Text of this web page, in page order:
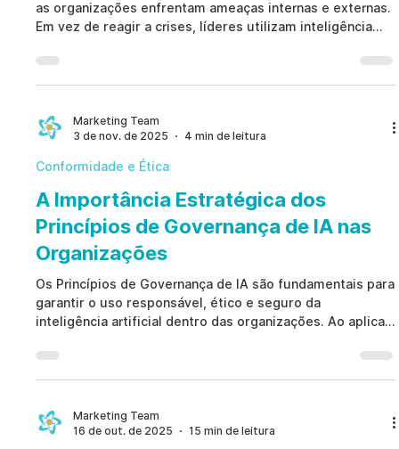
as organizações enfrentam ameaças internas e externas.
Em vez de reagir a crises, líderes utilizam inteligência
antecipadamente, fortalecendo a conformidade, a cultura
e a resiliência. Descubra como essa estratégia proativa
Marketing Team
3 de nov. de 2025
4 min de leitura
Conformidade e Ética
A Importância Estratégica dos
Princípios de Governança de IA nas
Organizações
Os Princípios de Governança de IA são fundamentais para
garantir o uso responsável, ético e seguro da
inteligência artificial dentro das organizações. Ao aplicar
regulatórios e de segurança, além de fortalecer a
confiança interna e externa. Eles estabelecem
centrada no ser humano.
Marketing Team
16 de out. de 2025
15 min de leitura